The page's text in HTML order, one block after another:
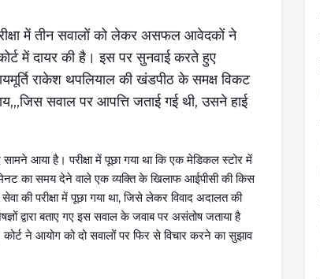
में तीन सवालों को लेकर असफल आवेदकों ने
में दायर की है। इस पर सुनवाई करते हुए
राकेश थपलियाल की खंडपीठ के समक्ष विकट
सवाल पर आपत्ति जताई गई थी, उसने हाई
आया है। परीक्षा में पूछा गया था कि एक मेडिकल स्टोर में
का समय देने वाले एक व्यक्ति के खिलाफ आईपीसी की किस
की परीक्षा में पूछा गया था, जिसे लेकर विवाद अदालत की
द्वारा बताए गए इस सवाल के जवाब पर असंतोष जताया है
ने आयोग को दो सवालों पर फिर से विचार करने का सुझाव